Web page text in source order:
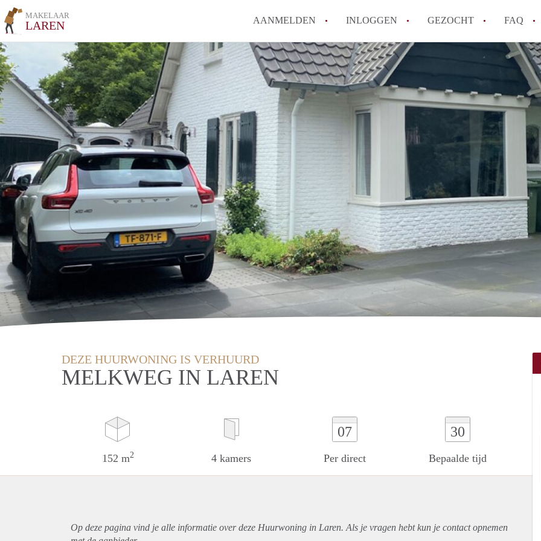
MAKELAAR
LAREN AANMELDEN INLOGGEN GEZOCHT FAQ
How to translate MakelaarLaren!
Hoeveel kost het om te reageren op een
Wat is de privacyverklaring van
Berekent MakelaarLaren
Alle veelgestelde vragen
DEZE HUURWONING IS VERHUURD
MELKWEG IN LAREN
152 m2 4 kamers
07
Per direct
30
Bepaalde tijd
Op deze pagina vind je alle informatie over deze Huurwoning in Laren. Als je vragen hebt kun je contact opnemen